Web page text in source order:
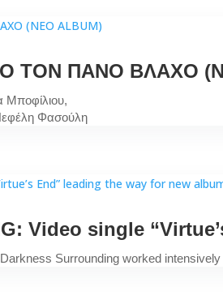
ΤΟΝ ΠΑΝΟ ΒΛΑΧΟ
Μποφίλιου,
Φασούλη
Video single
Surrounding worked